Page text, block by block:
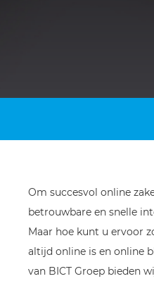
Om succesvol online
betrouwbare en snelle
Maar hoe kunt u ervoor
altijd online is en online
van BICT Groep bieden